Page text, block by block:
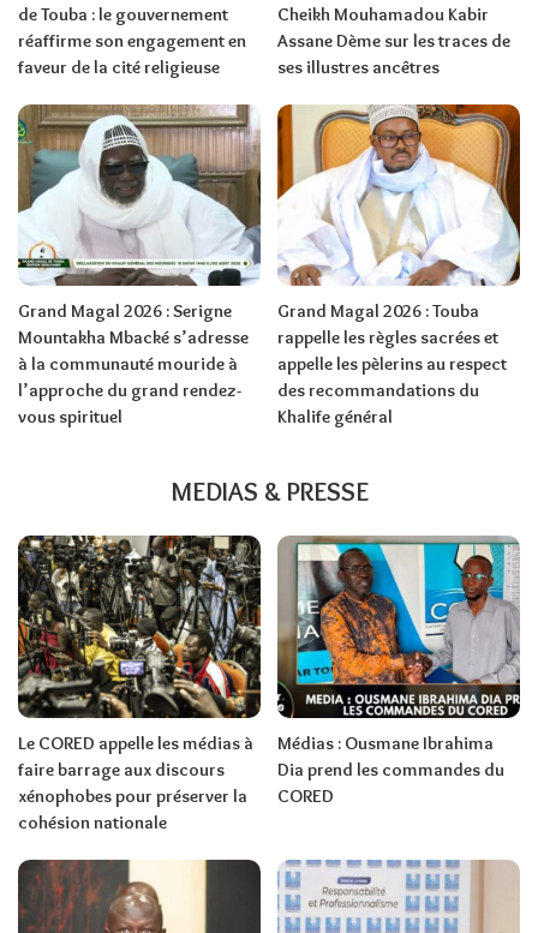
de Touba : le gouvernement
réaffirme son engagement en
faveur de la cité religieuse
Cheikh Mouhamadou Kabir
Assane Dème sur les traces de
ses illustres ancêtres
Grand Magal 2026 : Serigne
Mountakha Mbacké s’adresse
à la communauté mouride à
l’approche du grand rendez-
vous spirituel
Grand Magal 2026 : Touba
rappelle les règles sacrées et
appelle les pèlerins au respect
des recommandations du
Khalife général
MEDIAS & PRESSE
Le CORED appelle les médias à
faire barrage aux discours
xénophobes pour préserver la
cohésion nationale
Médias : Ousmane Ibrahima
Dia prend les commandes du
CORED